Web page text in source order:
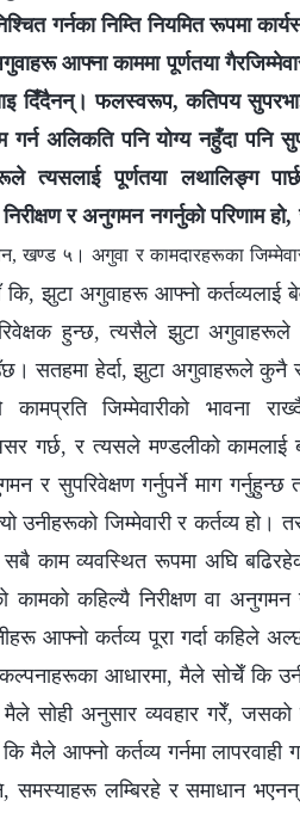
गर्नका निम्ति नियमित रूपमा
आफ्ना काममा पूर्णतया
दिँदैनन्। फलस्वरूप, कतिपय
गर्न अलिकति पनि योग्य नहुँदा
त्यसलाई पूर्णतया लथालिङ्ग
र अनुगमन नगर्नुको परिणाम
खण्ड ५। अगुवा र कामदारहरूका
झुटा अगुवाहरू आफ्नो कर्तव्यलाई
हुन्छ, त्यसैले झुटा
सतहमा हेर्दा, झुटा अगुवाहरूले कुनै
जिम्मेवारीको भावना
गर्छ, र त्यसले मण्डलीको
र सुपरिवेक्षण गर्नुपर्ने माग गर्नुहुन्छ
उनीहरूको जिम्मेवारी र कर्तव्य
काम व्यवस्थित रूपमा अघि
कामको कहिल्यै निरीक्षण वा
आफ्नो कर्तव्य पूरा गर्दा कहिले
आधारमा, मैले सोचेँ कि
सोही अनुसार व्यवहार गरेँ, जसको
मैले आफ्नो कर्तव्य गर्नमा
समस्याहरू लम्बिरहे र समाधान